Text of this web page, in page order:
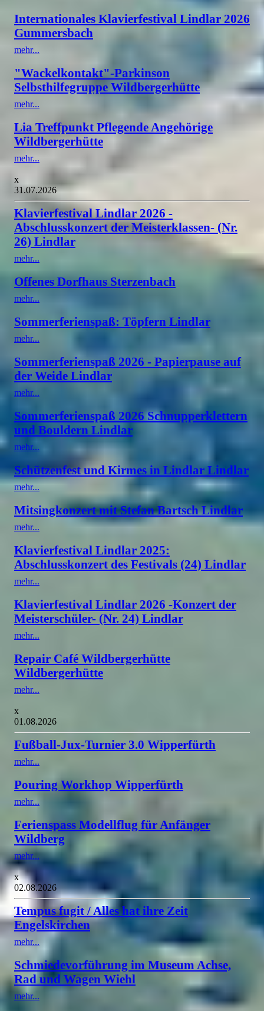
Internationales Klavierfestival Lindlar 2026
Gummersbach
mehr...
"Wackelkontakt"-Parkinson
Selbsthilfegruppe Wildbergerhütte
mehr...
Lia Treffpunkt Pflegende Angehörige
Wildbergerhütte
mehr...
x
31.07.2026
Klavierfestival Lindlar 2026 -
Abschlusskonzert der Meisterklassen- (Nr.
26) Lindlar
mehr...
Offenes Dorfhaus Sterzenbach
mehr...
Sommerferienspaß: Töpfern Lindlar
mehr...
Sommerferienspaß 2026 - Papierpause auf
der Weide Lindlar
mehr...
Sommerferienspaß 2026 Schnupperklettern
und Bouldern Lindlar
mehr...
Schützenfest und Kirmes in Lindlar Lindlar
mehr...
Mitsingkonzert mit Stefan Bartsch Lindlar
mehr...
Klavierfestival Lindlar 2025:
Abschlusskonzert des Festivals (24) Lindlar
mehr...
Klavierfestival Lindlar 2026 -Konzert der
Meisterschüler- (Nr. 24) Lindlar
mehr...
Repair Café Wildbergerhütte
Wildbergerhütte
mehr...
x
01.08.2026
Fußball-Jux-Turnier 3.0 Wipperfürth
mehr...
Pouring Workhop Wipperfürth
mehr...
Ferienspass Modellflug für Anfänger
Wildberg
mehr...
x
02.08.2026
Tempus fugit / Alles hat ihre Zeit
Engelskirchen
mehr...
Schmiedevorführung im Museum Achse,
Rad und Wagen Wiehl
mehr...